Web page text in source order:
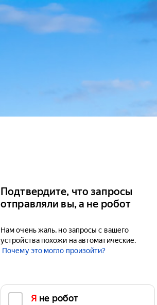
Подтвердите, что запросы
отправляли вы, а не робот
Нам очень жаль, но запросы с вашего
устройства похожи на автоматические.
Почему это могло произойти?
Я не робот